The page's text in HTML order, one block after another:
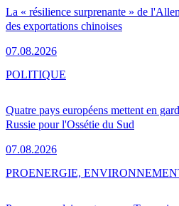
La « résilience surprenante » de
des exportations chinoises
07.08.2026
Quatre pays européens mettent en
Russie pour l'Ossétie du Sud
07.08.2026
POLITIQUE
PROENERGIE,